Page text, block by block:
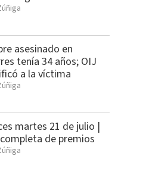
asesinado en
tenía 34 años; OIJ
a la víctima
martes 21 de julio |
de premios